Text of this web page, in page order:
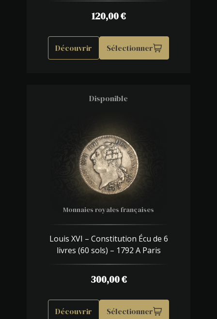
120,00€
Découvrir Sélectionner
Disponible
Monnaies royales françaises
Louis XVI – Constitution Écu de 6
livres (60 sols) – 1792 A Paris
300,00€
Découvrir Sélectionner